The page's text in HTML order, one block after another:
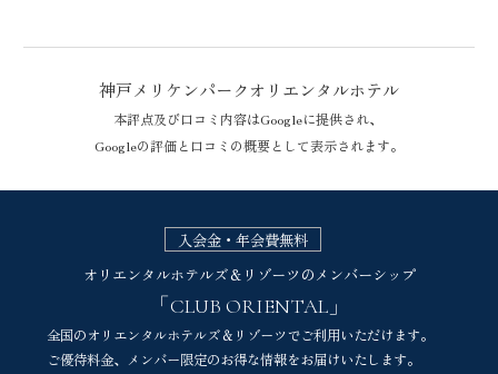
神戸メリケンパークオリエンタルホテル
本評点及び口コミ内容はGoogleに提供され、
Googleの評価と口コミの概要として表示されます。
入会金・年会費無料
オリエンタルホテルズ＆リゾーツのメンバーシップ
「CLUB ORIENTAL」
全国のオリエンタルホテルズ＆リゾーツでご利用いただけます。
ご優待料金、メンバー限定のお得な情報をお届けいたします。